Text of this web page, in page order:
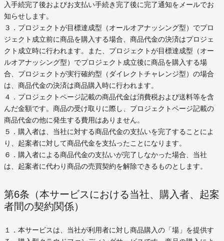
入手続完了後およびお支払い手続き完了後に完了通知をメールでお
知らせします。
３．プロジェクトが目標達成型（オールオアナッシング型）でプロ
ジェクト成立前に商品を購入する場合、商品代金の決済はプロジェ
クト成立時に行われます。また、プロジェクトが目標達成型（オー
ルオアナッシング型）でプロジェクト成立後に商品を購入する場
合、プロジェクトが実行確約型（ダイレクトチャレンジ型）の場合
は、商品代金の決済は商品購入時に行われます。
４．プロジェクトページ記載の商品代金は消費税および送料等を含
んだ金額です。商品の受け取りに際し、プロジェクトページ記載の
商品代金の他に発生する費用はありません。
５．購入者は、当社に対する商品代金の支払いを完了することによ
り、起案者に対して商品代金を支払ったことになります。
６．購入者による商品代金の支払いが完了しなかった場合、当社
は、起案者に代わり商品の売買契約を解除できるものとします。
第6条（本サービスにおける当社、購入者、起案
者間の契約関係）
１．本サービスは、当社が利用者に対し商品購入の「場」を提供す